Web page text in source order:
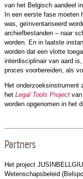
van het Belgisch aandeel
In een eerste fase moeten
was, geïnventariseerd
archiefbestanden – naar
worden. En in laatste
worden dat een vlotte
interdisciplinair van aard
proces voorbereiden, als
Het onderzoeksinstrument
het Legal Tools Project
worden opgenomen in het
Partners
Het project
Wetenschapsbeleid